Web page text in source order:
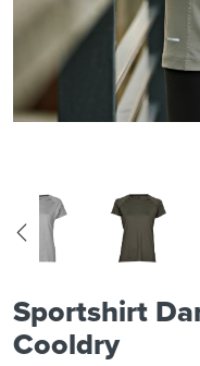
Sportshirt
Cooldry